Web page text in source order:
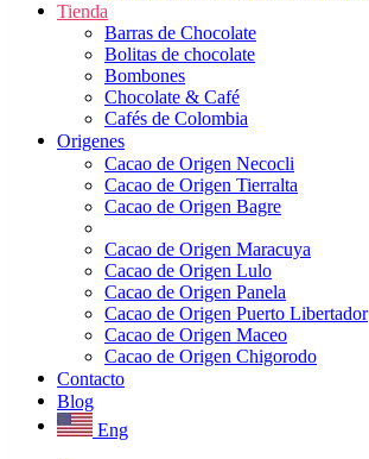
Tienda
Barras de Chocolate
Bolitas de chocolate
Bombones
Chocolate & Café
Cafés de Colombia
Origenes
Cacao de Origen Necocli
Cacao de Origen Tierralta
Cacao de Origen Bagre
Cacao de Origen Maracuya
Cacao de Origen Lulo
Cacao de Origen Panela
Cacao de Origen Puerto Libertador
Cacao de Origen Maceo
Cacao de Origen Chigorodo
Contacto
Blog
Eng